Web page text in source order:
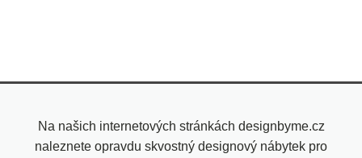
Na našich internetových stránkách designbyme.cz
naleznete opravdu skvostný designový nábytek pro